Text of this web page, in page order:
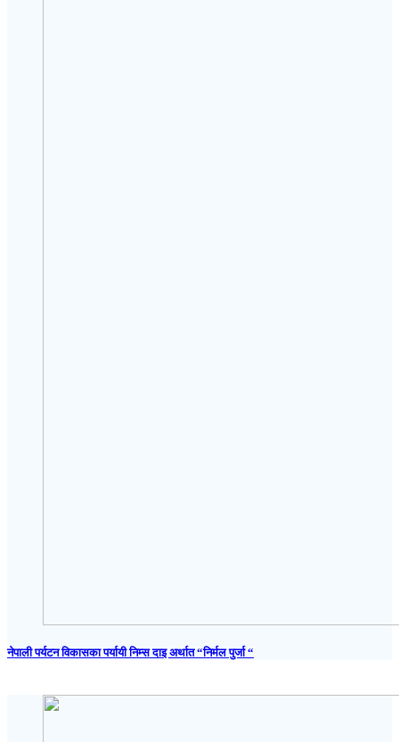
नेपाली पर्यटन विकासका पर्यायी निम्स दाइ अर्थात “निर्मल पुर्जा “